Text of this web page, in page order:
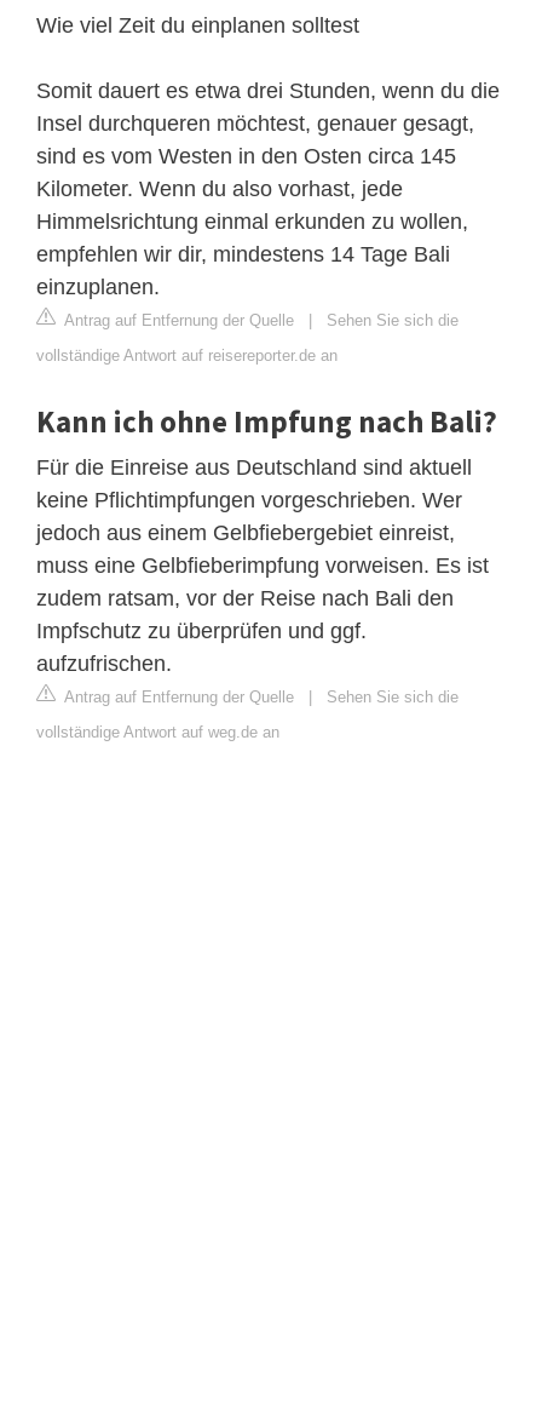
Wie viel Zeit du einplanen solltest
Somit dauert es etwa drei Stunden, wenn du die
Insel durchqueren möchtest, genauer gesagt,
sind es vom Westen in den Osten circa 145
Kilometer. Wenn du also vorhast, jede
Himmelsrichtung einmal erkunden zu wollen,
empfehlen wir dir, mindestens 14 Tage Bali
einzuplanen.
Antrag auf Entfernung der Quelle | Sehen Sie sich die
vollständige Antwort auf reisereporter.de an
Kann ich ohne Impfung nach Bali?
Für die Einreise aus Deutschland sind aktuell
keine Pflichtimpfungen vorgeschrieben. Wer
jedoch aus einem Gelbfiebergebiet einreist,
muss eine Gelbfieberimpfung vorweisen. Es ist
zudem ratsam, vor der Reise nach Bali den
Impfschutz zu überprüfen und ggf.
aufzufrischen.
Antrag auf Entfernung der Quelle | Sehen Sie sich die
vollständige Antwort auf weg.de an